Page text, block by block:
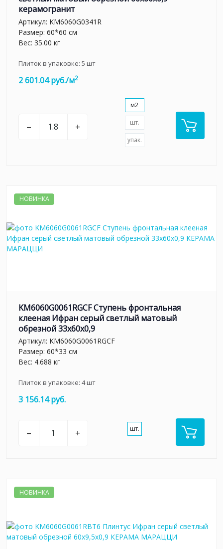
керамогранит
Артикул: KM6060G0341R
Размер: 60*60 см
Вес: 35.00 кг
Плиток в упаковке: 5 шт
2 601.04 руб./м2
– +
м2
шт.
упак.
НОВИНКА
KM6060G0061RGCF Ступень фронтальная
клееная Ифран серый светлый матовый
обрезной 33x60x0,9
Артикул: KM6060G0061RGCF
Размер: 60*33 см
Вес: 4.688 кг
Плиток в упаковке: 4шт
3 156.14 руб.
– + шт.
НОВИНКА